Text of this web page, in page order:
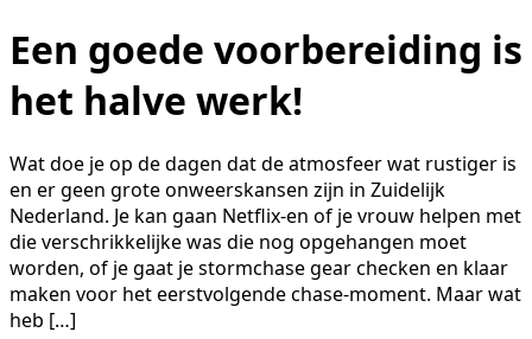
Een goede voorbereiding is
het halve werk!
Wat doe je op de dagen dat de atmosfeer wat rustiger is
en er geen grote onweerskansen zijn in Zuidelijk
Nederland. Je kan gaan Netflix-en of je vrouw helpen met
die verschrikkelijke was die nog opgehangen moet
worden, of je gaat je stormchase gear checken en klaar
maken voor het eerstvolgende chase-moment. Maar wat
heb […]